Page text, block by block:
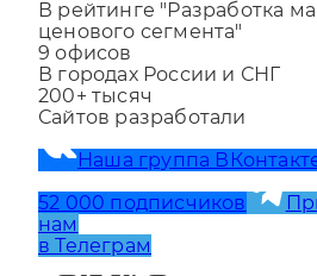
ценового сегмента"
9офисов
В городах России и СНГ
200+тысяч
Сайтов разработали
нам
в Телеграм